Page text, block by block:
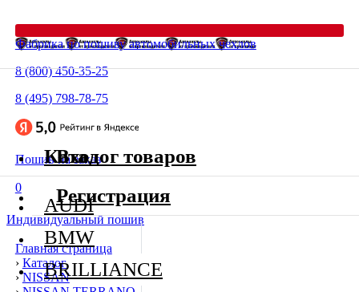
Фабрика по пошиву автомобильных чехлов
8 (800) 450-35-25
8 (495) 798-78-75
Пошив на заказ
0
Индивидуальный пошив
Главная страница
› Каталог
› NISSAN
Каталог товаров
AUDI
BMW
BRILLIANCE
Вход
Регистрация